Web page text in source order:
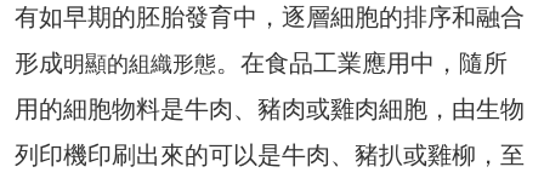
有如早期的胚胎發育中，逐層細胞的排序和融合
形成明顯的組織形態。在食品工業應用中，隨所
用的細胞物料是牛肉、豬肉或雞肉細胞，由生物
列印機印刷出來的可以是牛肉、豬扒或雞柳，至